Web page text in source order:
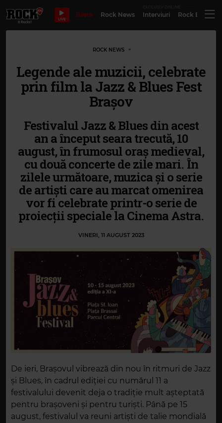
LIVE
Bilete Rock News Interviuri Rock
ROCK NEWS
Legende ale muzicii, celebrate
prin film la Jazz & Blues Fest
Brașov
Festivalul Jazz & Blues din acest
an a început seara trecută, 10
august, în frumosul oraș medieval,
cu două concerte de zile mari. În
zilele următoare, muzica și o serie
de artiști care au marcat omenirea
vor fi celebrate printr-o serie de
proiecții speciale la Cinema Astra.
VINERI, 11 AUGUST 2023
De ieri, Brașovul vibrează din nou în ritmuri de Jazz
și Blues, în cadrul ediției cu numărul 11 a
festivalului devenit deja o tradiție mult așteptată
pentru brașoveni și pentru turiști. Până pe 15
august, festivalul va reuni artiști de talie mondială